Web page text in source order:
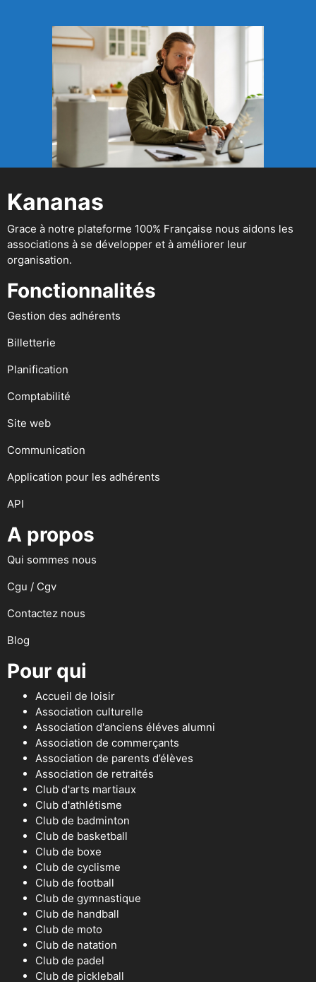
Kananas
Grace à notre plateforme 100% Française nous aidons les
associations à se développer et à améliorer leur
organisation.
Fonctionnalités
Gestion des adhérents
Billetterie
Planification
Comptabilité
Site web
Communication
Application pour les adhérents
API
A propos
Qui sommes nous
Cgu / Cgv
Contactez nous
Blog
Pour qui
Accueil de loisir
Association culturelle
Association d'anciens éléves alumni
Association de commerçants
Association de parents d’élèves
Association de retraités
Club d'arts martiaux
Club d'athlétisme
Club de badminton
Club de basketball
Club de boxe
Club de cyclisme
Club de football
Club de gymnastique
Club de handball
Club de moto
Club de natation
Club de padel
Club de pickleball